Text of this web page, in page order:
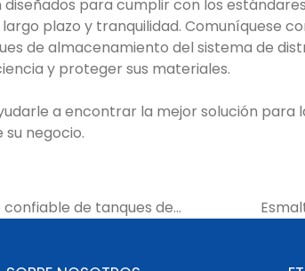
para cumplir con los
plazo y tranquilidad. Comuníquese
de almacenamiento del sistema de
y proteger sus materiales.
a encontrar la mejor solución para
negocio.
de tanques de